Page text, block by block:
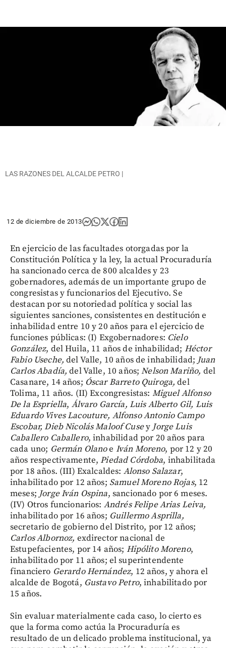
LAS RAZONES DEL ALCALDE PETRO |
12 de diciembre de 2013
En ejercicio de las facultades otorgadas por la
Constitución Política y la ley, la actual Procuraduría
ha sancionado cerca de 800 alcaldes y 23
gobernadores, además de un importante grupo de
congresistas y funcionarios del Ejecutivo. Se
destacan por su notoriedad política y social las
siguientes sanciones, consistentes en destitución e
inhabilidad entre 10 y 20 años para el ejercicio de
funciones públicas: (I) Exgobernadores: Cielo
González, del Huila, 11 años de inhabilidad; Héctor
Fabio Useche, del Valle, 10 años de inhabilidad; Juan
Carlos Abadía, del Valle, 10 años;Nelson Mariño, del
Casanare, 14 años; Óscar Barreto Quiroga, del
Tolima, 11 años. (II) Excongresistas: Miguel Alfonso
De la Espriella, Álvaro García, Luis Alberto Gil, Luis
Eduardo Vives Lacouture, Alfonso Antonio Campo
Escobar, Dieb Nicolás Maloof Cusey Jorge Luis
Caballero Caballero, inhabilidad por 20 años para
cada uno; Germán Olanoe Iván Moreno, por 12 y 20
años respectivamente,Piedad Córdoba, inhabilitada
por 18 años. (III) Exalcaldes: Alonso Salazar,
inhabilitado por 12 años; Samuel Moreno Rojas, 12
meses; Jorge Iván Ospina, sancionado por 6 meses.
(IV) Otros funcionarios: Andrés Felipe Arias Leiva,
inhabilitado por 16 años; Guillermo Asprilla,
secretario de gobierno del Distrito, por 12 años;
Carlos Albornoz, exdirector nacional de
Estupefacientes, por 14 años; Hipólito Moreno,
inhabilitado por 11 años; el superintendente
financiero Gerardo Hernández, 12 años, y ahora el
alcalde de Bogotá, Gustavo Petro, inhabilitado por
15 años.
Sin evaluar materialmente cada caso, lo cierto es
que la forma como actúa la Procuraduría es
resultado de un delicado problema institucional, ya